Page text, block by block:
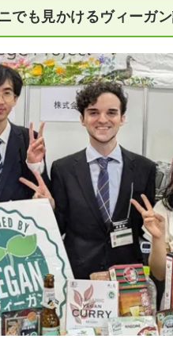
でも見かけるヴィーガ